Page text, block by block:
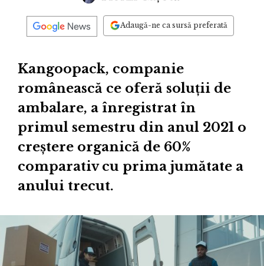
Adaugă-ne ca sursă preferată
Kangoopack, companie
românească ce oferă soluții de
ambalare, a înregistrat în
primul semestru din anul 2021 o
creștere organică de 60%
comparativ cu prima jumătate a
anului trecut.